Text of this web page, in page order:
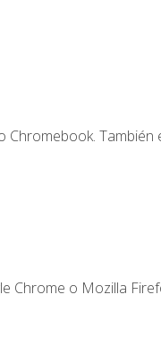
Chromebook.
Chrome o Mozilla